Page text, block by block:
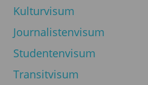
Kulturvisum
Journalistenvisum
Studentenvisum
Transitvisum